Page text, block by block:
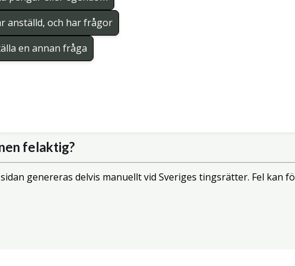
anställd, och har frågor
en annan fråga
felaktig?
genereras delvis manuellt vid Sveriges tingsrätter. Fel kan